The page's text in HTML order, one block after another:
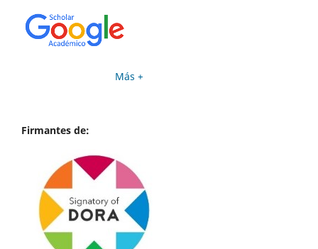
Más +
Firmantes de: